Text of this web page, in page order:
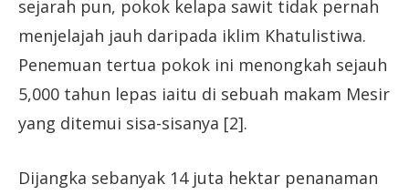
sejarah pun, pokok kelapa sawit tidak pernah
menjelajah jauh daripada iklim Khatulistiwa.
Penemuan tertua pokok ini menongkah sejauh
5,000 tahun lepas iaitu di sebuah makam Mesir
yang ditemui sisa-sisanya [2].
Dijangka sebanyak 14 juta hektar penanaman